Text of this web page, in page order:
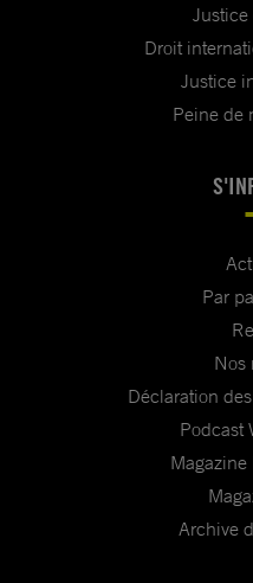
Droit
Justice
Peine de
Par
Nos
Déclaration
Podcast
Archive